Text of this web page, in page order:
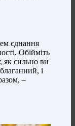
єднання
Обійміть
як сильно ви
і
–